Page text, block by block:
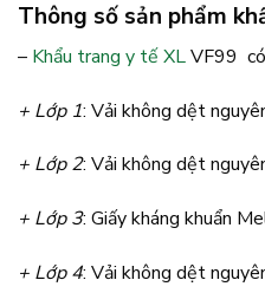
Thông số sản phẩm
– Khẩu trang y tế XLVF99
+ Lớp 1: Vải không dệt
+ Lớp 2: Vải không dệt
+ Lớp 3: Giấy kháng khuẩn
+ Lớp 4: Vải không dệt